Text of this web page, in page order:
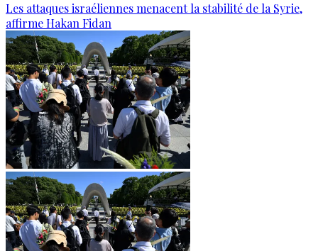
Les attaques israéliennes menacent la stabilité de la Syrie,
affirme Hakan Fidan